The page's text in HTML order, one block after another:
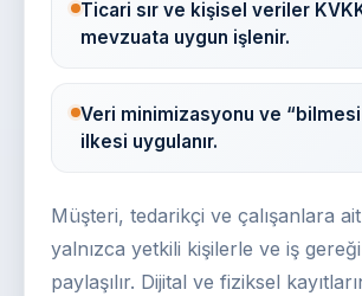
Ticari sır ve kişisel veriler
mevzuata uygun işlenir.
Veri minimizasyonu ve
ilkesi uygulanır.
Müşteri, tedarikçi ve çalışanlara
yalnızca yetkili kişilerle ve iş gereği
paylaşılır. Dijital ve fiziksel